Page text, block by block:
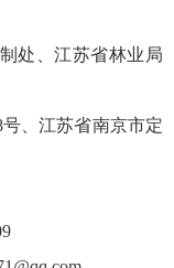
处、江苏省林业局
、江苏省南京市定